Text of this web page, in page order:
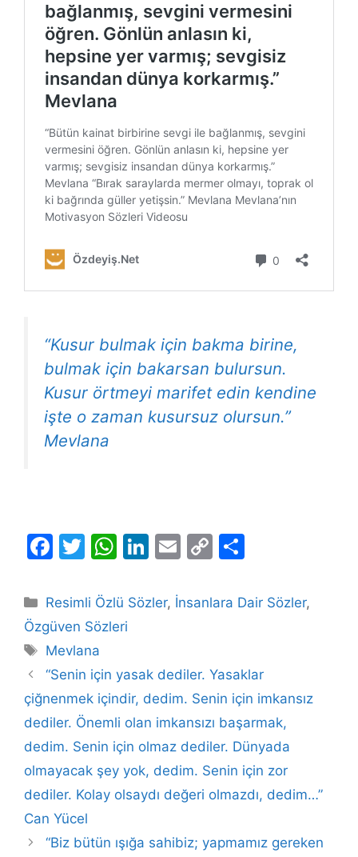
“Kusur bulmak için bakma birine,
bulmak için bakarsan bulursun.
Kusur örtmeyi marifet edin kendine
işte o zaman kusursuz olursun.”
Mevlana
F
c
e
b
o
o
k
T
itt
er
W
at
s
p
p
Li
k
n
E
ai
C
p
n
k
ar
Kategoriler
Resimli Özlü Sözler, İnsanlara Dair Sözler,
Özgüven Sözleri
Etiketler
Mevlana
“Senin için yasak dediler. Yasaklar
çiğnenmek içindir, dedim. Senin için imkansız
dediler. Önemli olan imkansızı başarmak,
dedim. Senin için olmaz dediler. Dünyada
olmayacak şey yok, dedim. Senin için zor
dediler. Kolay olsaydı değeri olmazdı, dedim…”
Can Yücel
“Biz bütün ışığa sahibiz; yapmamız gereken